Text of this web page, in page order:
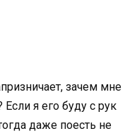
зачем мне
я его буду с рук
даже поесть не